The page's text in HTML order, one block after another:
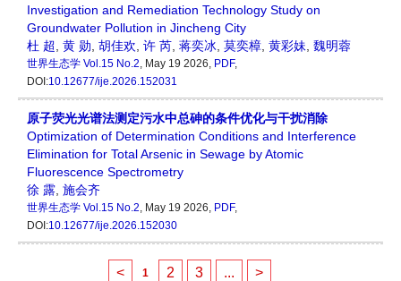
Investigation and Remediation Technology Study on
Groundwater Pollution in Jincheng City
杜 超 黄 勋 胡佳欢 许 芮 蒋奕冰 莫奕樟 黄彩妹 魏明蓉
世界生态学 Vol.15 No.2, May 19 2026, PDF,
DOI:10.12677/ije.2026.152031
原子荧光光谱法测定污水中总砷的条件优化与干扰消除
Optimization of Determination Conditions and Interference
Elimination for Total Arsenic in Sewage by Atomic
Fluorescence Spectrometry
徐 露 施会齐
世界生态学 Vol.15 No.2, May 19 2026, PDF,
DOI:10.12677/ije.2026.152030
< 1 2 3 ... >